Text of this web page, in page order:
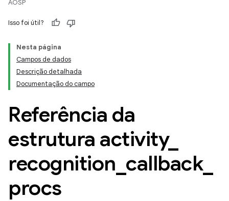
AOSP
Isso foi útil?
Nesta página
Campos de dados
Descrição detalhada
Documentação do campo
Referência da
estrutura activity_
recognition callback_
procs